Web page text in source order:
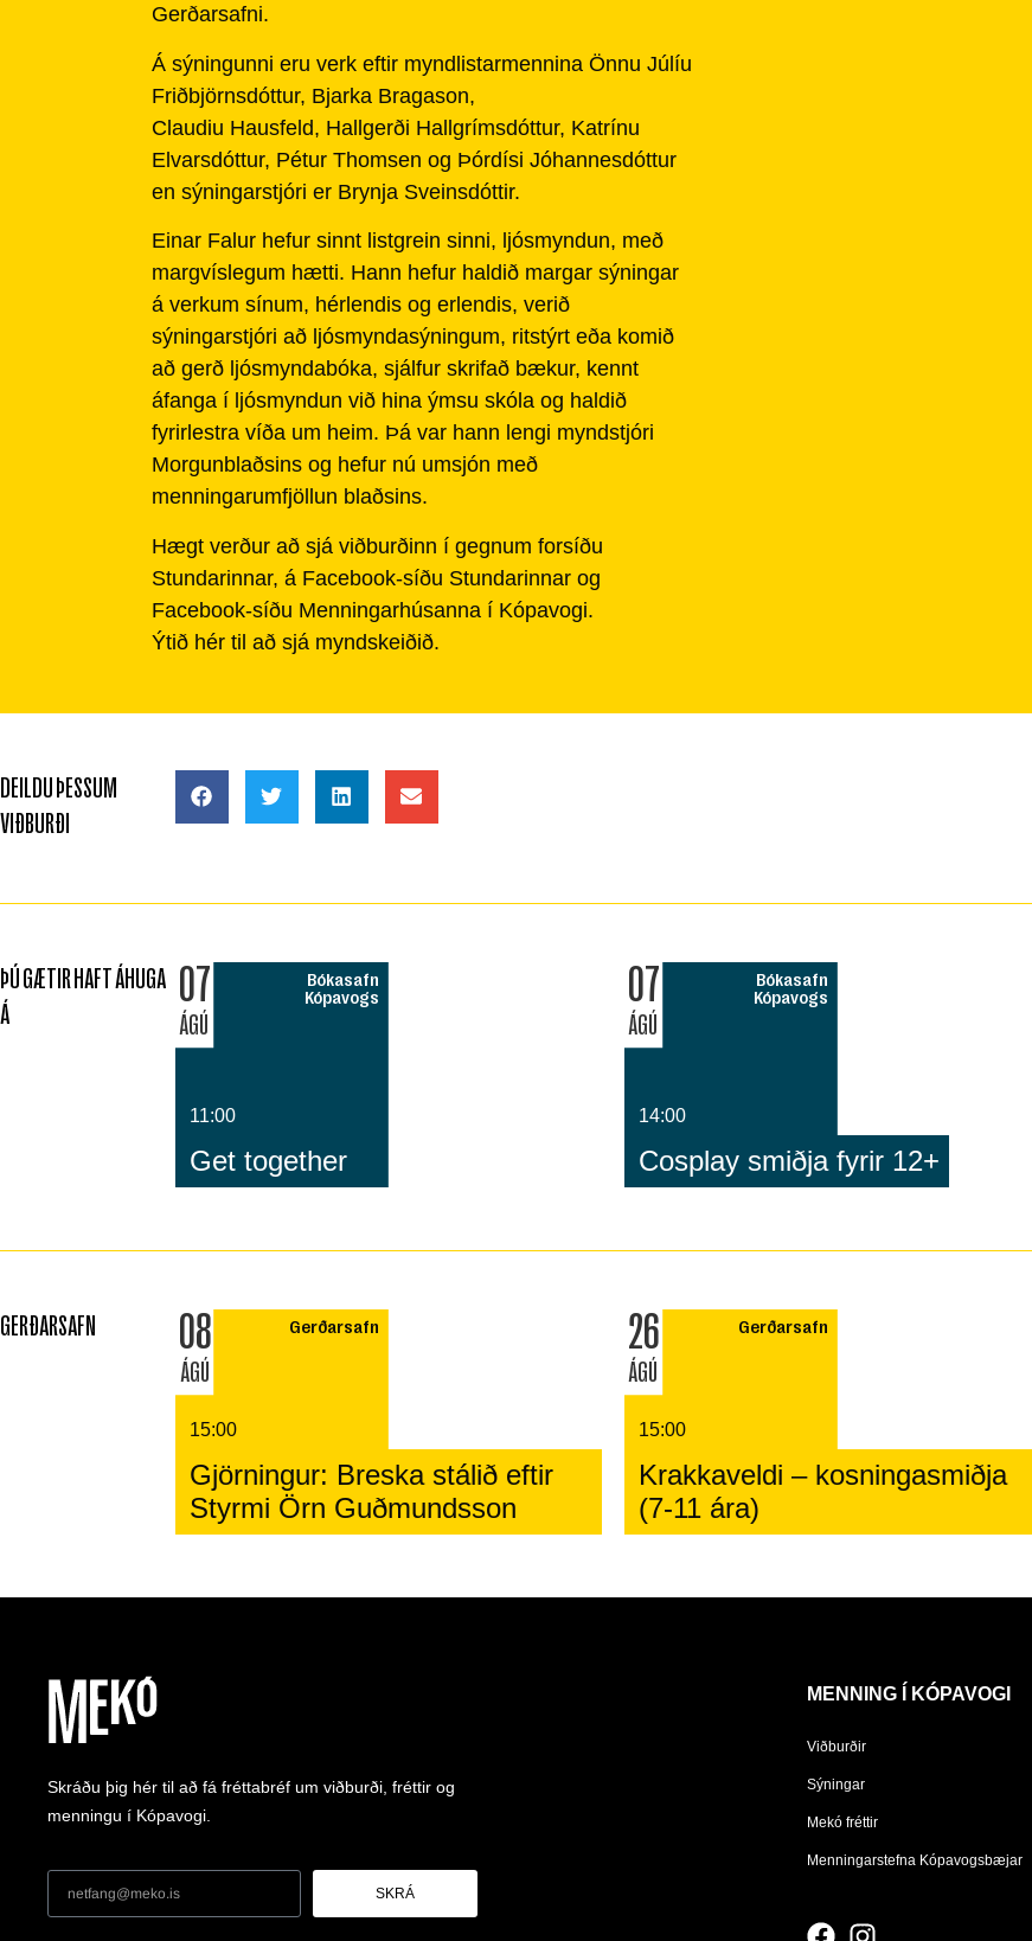
Gerðarsafni.
Á sýningunni eru verk eftir myndlistarmennina Önnu Júlíu
Friðbjörnsdóttur, Bjarka Bragason,
Claudiu Hausfeld, Hallgerði Hallgrímsdóttur, Katrínu
Elvarsdóttur, Pétur Thomsen og Þórdísi Jóhannesdóttur
en sýningarstjóri er Brynja Sveinsdóttir.
Einar Falur hefur sinnt listgrein sinni, ljósmyndun, með
margvíslegum hætti. Hann hefur haldið margar sýningar
á verkum sínum, hérlendis og erlendis, verið
sýningarstjóri að ljósmyndasýningum, ritstýrt eða komið
að gerð ljósmyndabóka, sjálfur skrifað bækur, kennt
áfanga í ljósmyndun við hina ýmsu skóla og haldið
fyrirlestra víða um heim. Þá var hann lengi myndstjóri
Morgunblaðsins og hefur nú umsjón með
menningarumfjöllun blaðsins.
Hægt verður að sjá viðburðinn í gegnum forsíðu
Stundarinnar, á Facebook-síðu Stundarinnar og
Facebook-síðu Menningarhúsanna í Kópavogi.
Ýtið hér til að sjá myndskeiðið.
DEILDU ÞESSUM
VIÐBURÐI
ÞÚ GÆTIR HAFT ÁHUGA
Á
07
ÁGÚ
Bókasafn
Kópavogs
11:00
Get together
07
ÁGÚ
Bókasafn
Kópavogs
14:00
Cosplay smiðja fyrir 12+
GERÐARSAFN 08
ÁGÚ
Gerðarsafn
15:00
Gjörningur: Breska stálið eftir
Styrmi Örn Guðmundsson
26
ÁGÚ
Gerðarsafn
15:00
Krakkaveldi – kosningasmiðja
(7-11 ára)
Skráðu þig hér til að fá fréttabréf um viðburði, fréttir og
menningu í Kópavogi.
SKRÁ
MENNING Í KÓPAVOGI
Viðburðir
Sýningar
Mekó fréttir
Menningarstefna Kópavogsbæjar